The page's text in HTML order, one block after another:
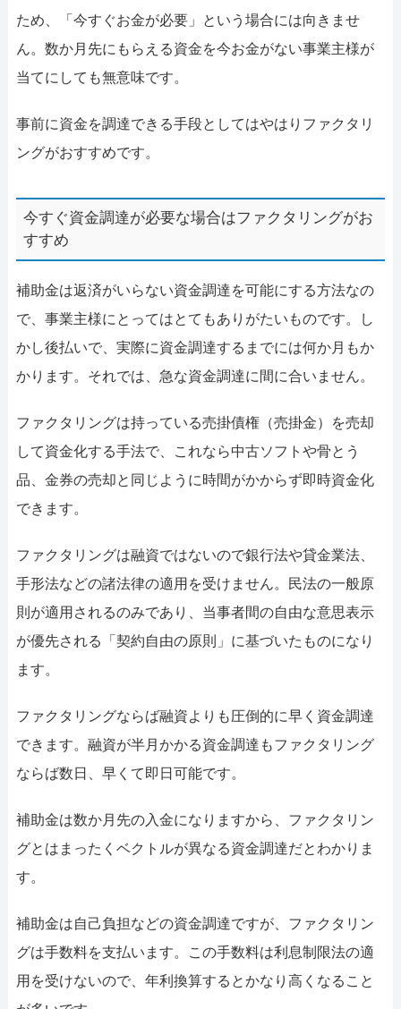
ため、「今すぐお金が必要」という場合には向きませ
ん。数か月先にもらえる資金を今お金がない事業主様が
当てにしても無意味です。
事前に資金を調達できる手段としてはやはりファクタリ
ングがおすすめです。
今すぐ資金調達が必要な場合はファクタリングがお
すすめ
補助金は返済がいらない資金調達を可能にする方法なの
で、事業主様にとってはとてもありがたいものです。し
かし後払いで、実際に資金調達するまでには何か月もか
かります。それでは、急な資金調達に間に合いません。
ファクタリングは持っている売掛債権（売掛金）を売却
して資金化する手法で、これなら中古ソフトや骨とう
品、金券の売却と同じように時間がかからず即時資金化
できます。
ファクタリングは融資ではないので銀行法や貸金業法、
手形法などの諸法律の適用を受けません。民法の一般原
則が適用されるのみであり、当事者間の自由な意思表示
が優先される「契約自由の原則」に基づいたものになり
ます。
ファクタリングならば融資よりも圧倒的に早く資金調達
できます。融資が半月かかる資金調達もファクタリング
ならば数日、早くて即日可能です。
補助金は数か月先の入金になりますから、ファクタリン
グとはまったくベクトルが異なる資金調達だとわかりま
す。
補助金は自己負担などの資金調達ですが、ファクタリン
グは手数料を支払います。この手数料は利息制限法の適
用を受けないので、年利換算するとかなり高くなること